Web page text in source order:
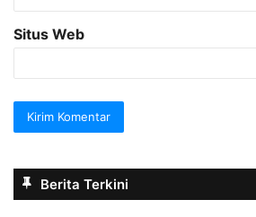
Situs Web
Berita Terkini